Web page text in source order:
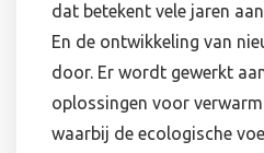
dat betekent vele jaren
En de ontwikkeling van
door. Er wordt gewerkt
oplossingen voor
waarbij de ecologische